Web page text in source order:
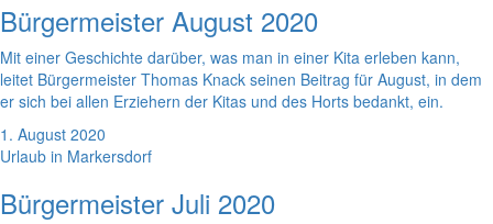
Bürgermeister August 2020
Mit einer Geschichte darüber, was man in einer Kita erleben kann,
leitet Bürgermeister Thomas Knack seinen Beitrag für August, in dem
er sich bei allen Erziehern der Kitas und des Horts bedankt, ein.
1. August 2020
Urlaub in Markersdorf
Bürgermeister Juli 2020